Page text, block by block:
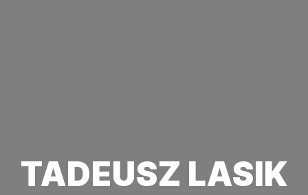
TADEUSZ LASIK